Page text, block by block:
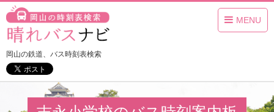
MENU
岡山の鉄道、バス時刻表検索